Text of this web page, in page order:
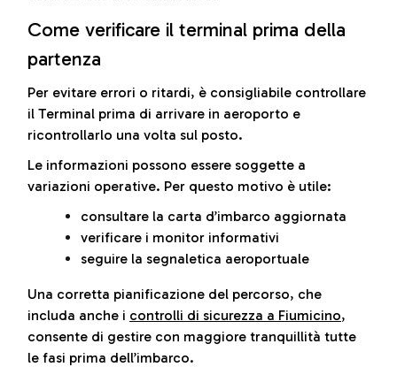
Come verificare il terminal prima della
partenza
Per evitare errori o ritardi, è consigliabile controllare
il Terminal prima di arrivare in aeroporto e
ricontrollarlo una volta sul posto.
Le informazioni possono essere soggette a
variazioni operative. Per questo motivo è utile:
consultare la carta d’imbarco aggiornata
verificare i monitor informativi
seguire la segnaletica aeroportuale
Una corretta pianificazione del percorso, che
includa anche i controlli di sicurezza a Fiumicino,
consente di gestire con maggiore tranquillità tutte
le fasi prima dell’imbarco.